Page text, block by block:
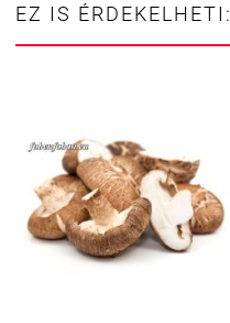
EZ IS ÉRDEKELHETI: